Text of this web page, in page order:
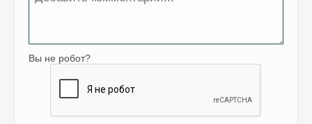
Вы не робот?